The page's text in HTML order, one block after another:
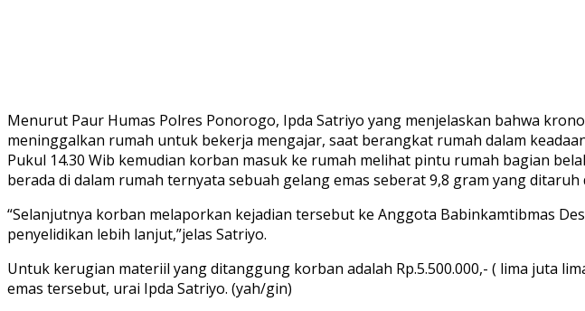
Menurut Paur Humas Polres Ponorogo, Ipda Satriyo yang menjelaskan bahwa
meninggalkan rumah untuk bekerja mengajar, saat berangkat rumah dalam
Pukul 14.30 Wib kemudian korban masuk ke rumah melihat pintu rumah bagian
berada di dalam rumah ternyata sebuah gelang emas seberat 9,8 gram yang ditaruh
“Selanjutnya korban melaporkan kejadian tersebut ke Anggota Babinkamtibmas
penyelidikan lebih lanjut,”jelas Satriyo.
Untuk kerugian materiil yang ditanggung korban adalah Rp.5.500.000,- ( lima juta
emas tersebut, urai Ipda Satriyo. (yah/gin)